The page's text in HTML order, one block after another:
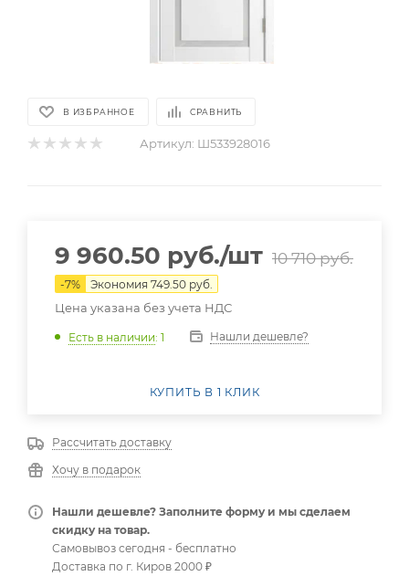
В ИЗБРАННОЕ СРАВНИТЬ
Артикул: Ш533928016
9 960.50 руб./шт 10 710руб.
-7% Экономия 749.50 руб.
Цена указана без учета НДС
Есть в наличии: 1 Нашли дешевле?
КУПИТЬ В 1 КЛИК
Рассчитать доставку
Хочу в подарок
Нашли дешевле? Заполните форму и мы сделаем
скидку на товар.
Самовывоз сегодня - бесплатно
Доставка по г. Киров 2000 ₽